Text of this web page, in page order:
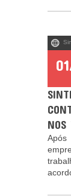
NOS
Após